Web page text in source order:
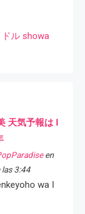
ル showa
天気予報は I
en
3:44
wa I